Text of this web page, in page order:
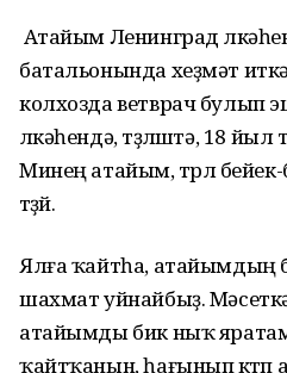
Атайым Ленинград
батальонында хеҙмәт
колхозда ветврач булып
өлкәһендә, төҙөлөштә, 18
Минең атайым, төрлө
төҙөй.
Ялға ҡайтһа, атайымдың
шахмат уйнайбыҙ. Мәсеткә
атайымды бик ныҡ
ҡайтҡанын, һағынып көтөп